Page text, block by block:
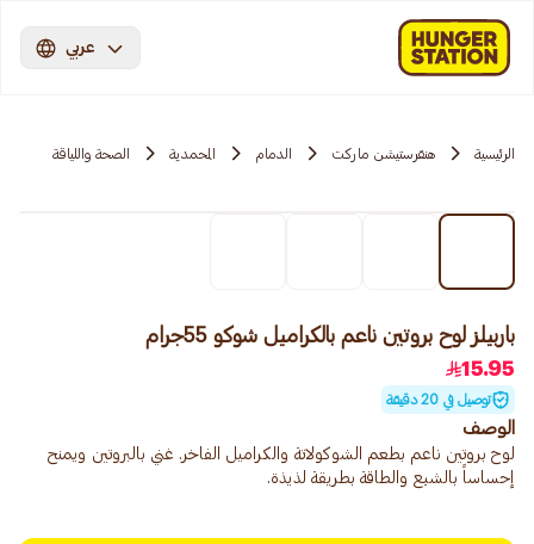
عربي
الرئيسية هنقرستيشن ماركت الدمام المحمدية الصحة واللياقة
باربيلز لوح بروتين ناعم بالكراميل شوكو 55جرام
15.95
توصيل في 20 دقيقة
الوصف
لوح بروتين ناعم بطعم الشوكولاتة والكراميل الفاخر. غني بالبروتين ويمنح
إحساساً بالشبع والطاقة بطريقة لذيذة.